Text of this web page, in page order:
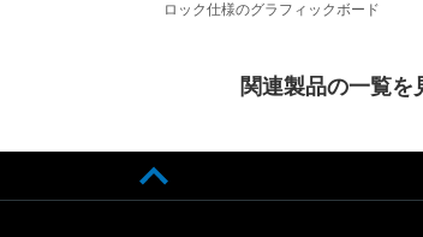
ロック仕様のグラフィックボード
関連製品の一覧を